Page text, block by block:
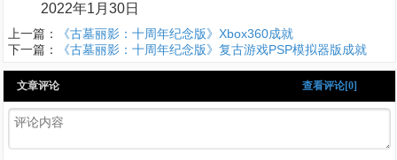
2022年1月30日
上一篇：
《古墓丽影：十周年纪念版》Xbox360成就
下一篇：
《古墓丽影：十周年纪念版》复古游戏PSP模拟器版成就
查看评论[0]
文章评论